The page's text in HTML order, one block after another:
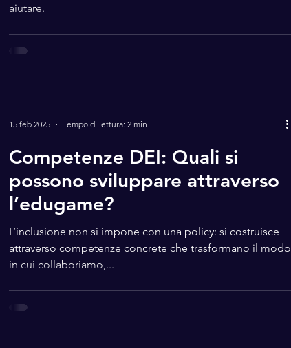
aiutare.
Competenze DEI: Quali si
possono sviluppare attraverso
l’edugame?
L’inclusione non si impone con una policy: si costruisce
attraverso competenze concrete che trasformano il modo
in cui collaboriamo,...
15 feb 2025 Tempo di lettura: 2 min